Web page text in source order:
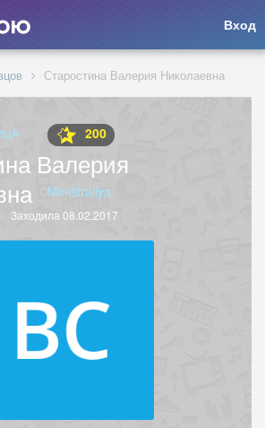
Вход
Старостина Валерия Николаевна
200
Валерия
Ministraliya
Заходила 08.02.2017